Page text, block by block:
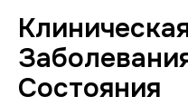
Состояния